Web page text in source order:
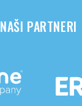
NAŠI PARTNERI